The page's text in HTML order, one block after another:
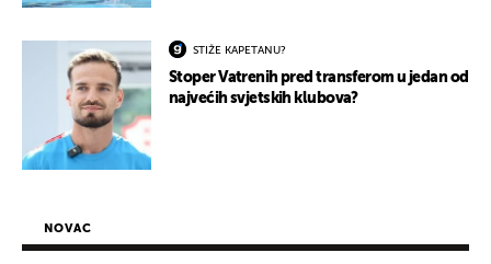
STIŽE KAPETANU?
Stoper Vatrenih pred transferom u jedan od
najvećih svjetskih klubova?
NOVAC